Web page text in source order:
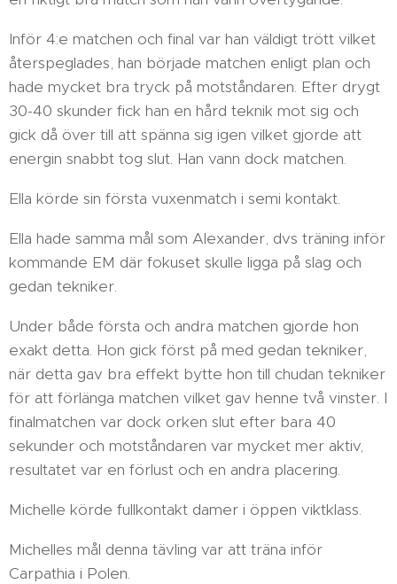
Inför 4:e matchen och final var han väldigt trött vilket
återspeglades, han började matchen enligt plan och
hade mycket bra tryck på motståndaren. Efter drygt
30-40 skunder fick han en hård teknik mot sig och
gick då över till att spänna sig igen vilket gjorde att
energin snabbt tog slut. Han vann dock matchen.
Ella körde sin första vuxenmatch i semi kontakt.
Ella hade samma mål som Alexander, dvs träning inför
kommande EM där fokuset skulle ligga på slag och
gedan tekniker.
Under både första och andra matchen gjorde hon
exakt detta. Hon gick först på med gedan tekniker,
när detta gav bra effekt bytte hon till chudan tekniker
för att förlänga matchen vilket gav henne två vinster. I
finalmatchen var dock orken slut efter bara 40
sekunder och motståndaren var mycket mer aktiv,
resultatet var en förlust och en andra placering.
Michelle körde fullkontakt damer i öppen viktklass.
Michelles mål denna tävling var att träna inför
Carpathia i Polen.